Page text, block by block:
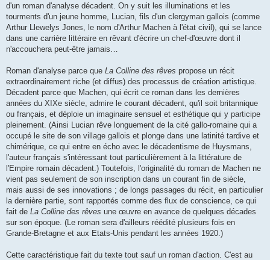
d'un roman d'analyse décadent. On y suit les illuminations et les
tourments d'un jeune homme, Lucian, fils d'un clergyman gallois (comme
Arthur Llewelys Jones, le nom d'Arthur Machen à l'état civil), qui se lance
dans une carrière littéraire en rêvant d'écrire un chef-d'œuvre dont il
n'accouchera peut-être jamais…
Roman d'analyse parce que La Colline des rêves propose un récit
extraordinairement riche (et diffus) des processus de création artistique.
Décadent parce que Machen, qui écrit ce roman dans les dernières
années du XIXe siècle, admire le courant décadent, qu'il soit britannique
ou français, et déploie un imaginaire sensuel et esthétique qui y participe
pleinement. (Ainsi Lucian rêve longuement de la cité gallo-romaine qui a
occupé le site de son village gallois et plonge dans une latinité tardive et
chimérique, ce qui entre en écho avec le décadentisme de Huysmans,
l'auteur français s'intéressant tout particulièrement à la littérature de
l'Empire romain décadent.) Toutefois, l'originalité du roman de Machen ne
vient pas seulement de son inscription dans un courant fin de siècle,
mais aussi de ses innovations ; de longs passages du récit, en particulier
la dernière partie, sont rapportés comme des flux de conscience, ce qui
fait de La Colline des rêves une œuvre en avance de quelques décades
sur son époque. (Le roman sera d'ailleurs réédité plusieurs fois en
Grande-Bretagne et aux Etats-Unis pendant les années 1920.)
Cette caractéristique fait du texte tout sauf un roman d'action. C'est au